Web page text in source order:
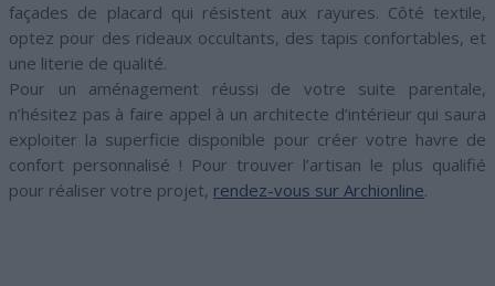
façades de placard qui résistent aux rayures. Côté textile,
optez pour des rideaux occultants, des tapis confortables, et
une literie de qualité.
Pour un aménagement réussi de votre suite parentale,
n’hésitez pas à faire appel à un architecte d’intérieur qui saura
exploiter la superficie disponible pour créer votre havre de
confort personnalisé ! Pour trouver l’artisan le plus qualifié
pour réaliser votre projet, rendez-vous sur Archionline.